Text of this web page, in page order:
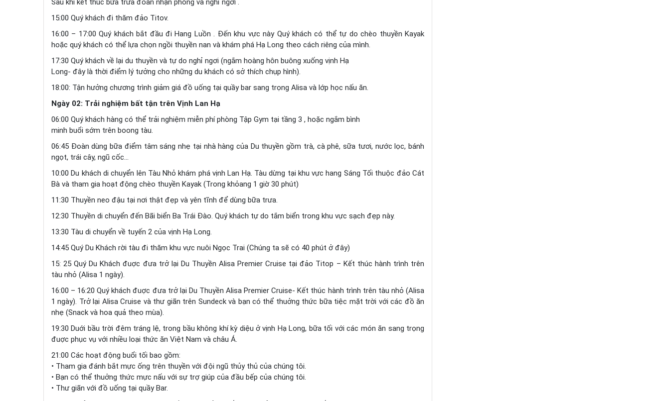
Sau khi kết thúc bữa trưa đoàn nhận phòng và nghỉ ngơi .
15:00 Quý khách đi thăm đảo Titov.
16:00 – 17:00 Quý khách bắt đầu đi Hang Luồn . Đến khu vực này Quý khách có thể tự do chèo thuyền Kayak
hoặc quý khách có thể lựa chọn ngồi thuyền nan và khám phá Hạ Long theo cách riêng của mình.
17:30 Quý khách về lại du thuyền và tự do nghỉ ngơi (ngắm hoàng hôn buông xuống vịnh Hạ
Long- đây là thời điểm lý tưởng cho những du khách có sở thích chụp hình).
18:00: Tận hưởng chương trình giảm giá đồ uống tại quầy bar sang trọng Alisa và lớp học nấu ăn.
Ngày 02: Trải nghiệm bất tận trên Vịnh Lan Hạ
06:00 Quý khách hàng có thể trải nghiệm miễn phí phòng Tập Gym tại tầng 3 , hoặc ngắm bình
minh buổi sớm trên boong tàu.
06:45 Đoàn dùng bữa điểm tâm sáng nhẹ tại nhà hàng của Du thuyền gồm trà, cà phê, sữa tươi, nước lọc, bánh
ngọt, trái cây, ngũ cốc…
10:00 Du khách di chuyển lên Tàu Nhỏ khám phá vịnh Lan Hạ. Tàu dừng tại khu vực hang Sáng Tối thuộc đảo Cát
Bà và tham gia hoạt động chèo thuyền Kayak (Trong khỏang 1 giờ 30 phút)
11:30 Thuyền neo đậu tại nơi thật đẹp và yên tĩnh để dùng bữa trưa.
12:30 Thuyền di chuyển đến Bãi biển Ba Trái Đào. Quý khách tự do tắm biển trong khu vực sạch đẹp này.
13:30 Tàu di chuyển về tuyến 2 của vịnh Hạ Long.
14:45 Quý Du Khách rời tàu đi thăm khu vực nuôi Ngọc Trai (Chúng ta sẽ có 40 phút ở đây)
15: 25 Quý Du Khách đuợc đưa trở lại Du Thuyền Alisa Premier Cruise tại đảo Titop – Kết thúc hành trình trên
tàu nhỏ (Alisa 1 ngày).
16:00 – 16:20 Quý khách đuợc đưa trở lại Du Thuyền Alisa Premier Cruise- Kết thúc hành trình trên tàu nhỏ (Alisa
1 ngày). Trở lại Alisa Cruise và thư giãn trên Sundeck và bạn có thể thuởng thức bữa tiệc mặt trời với các đồ ăn
nhẹ (Snack và hoa quả theo mùa).
19:30 Duới bầu trời đêm tráng lệ, trong bầu không khí kỳ diệu ở vịnh Hạ Long, bữa tối với các món ăn sang trọng
đuợc phục vụ với nhiều loại thức ăn Việt Nam và châu Á.
21:00 Các hoạt động buổi tối bao gồm:
• Tham gia đánh bắt mực ống trên thuyền với đội ngũ thủy thủ của chúng tôi.
• Bạn có thể thuởng thức mực nấu với sự trợ giúp của đầu bếp của chúng tôi.
• Thư giãn với đồ uống tại quầy Bar.